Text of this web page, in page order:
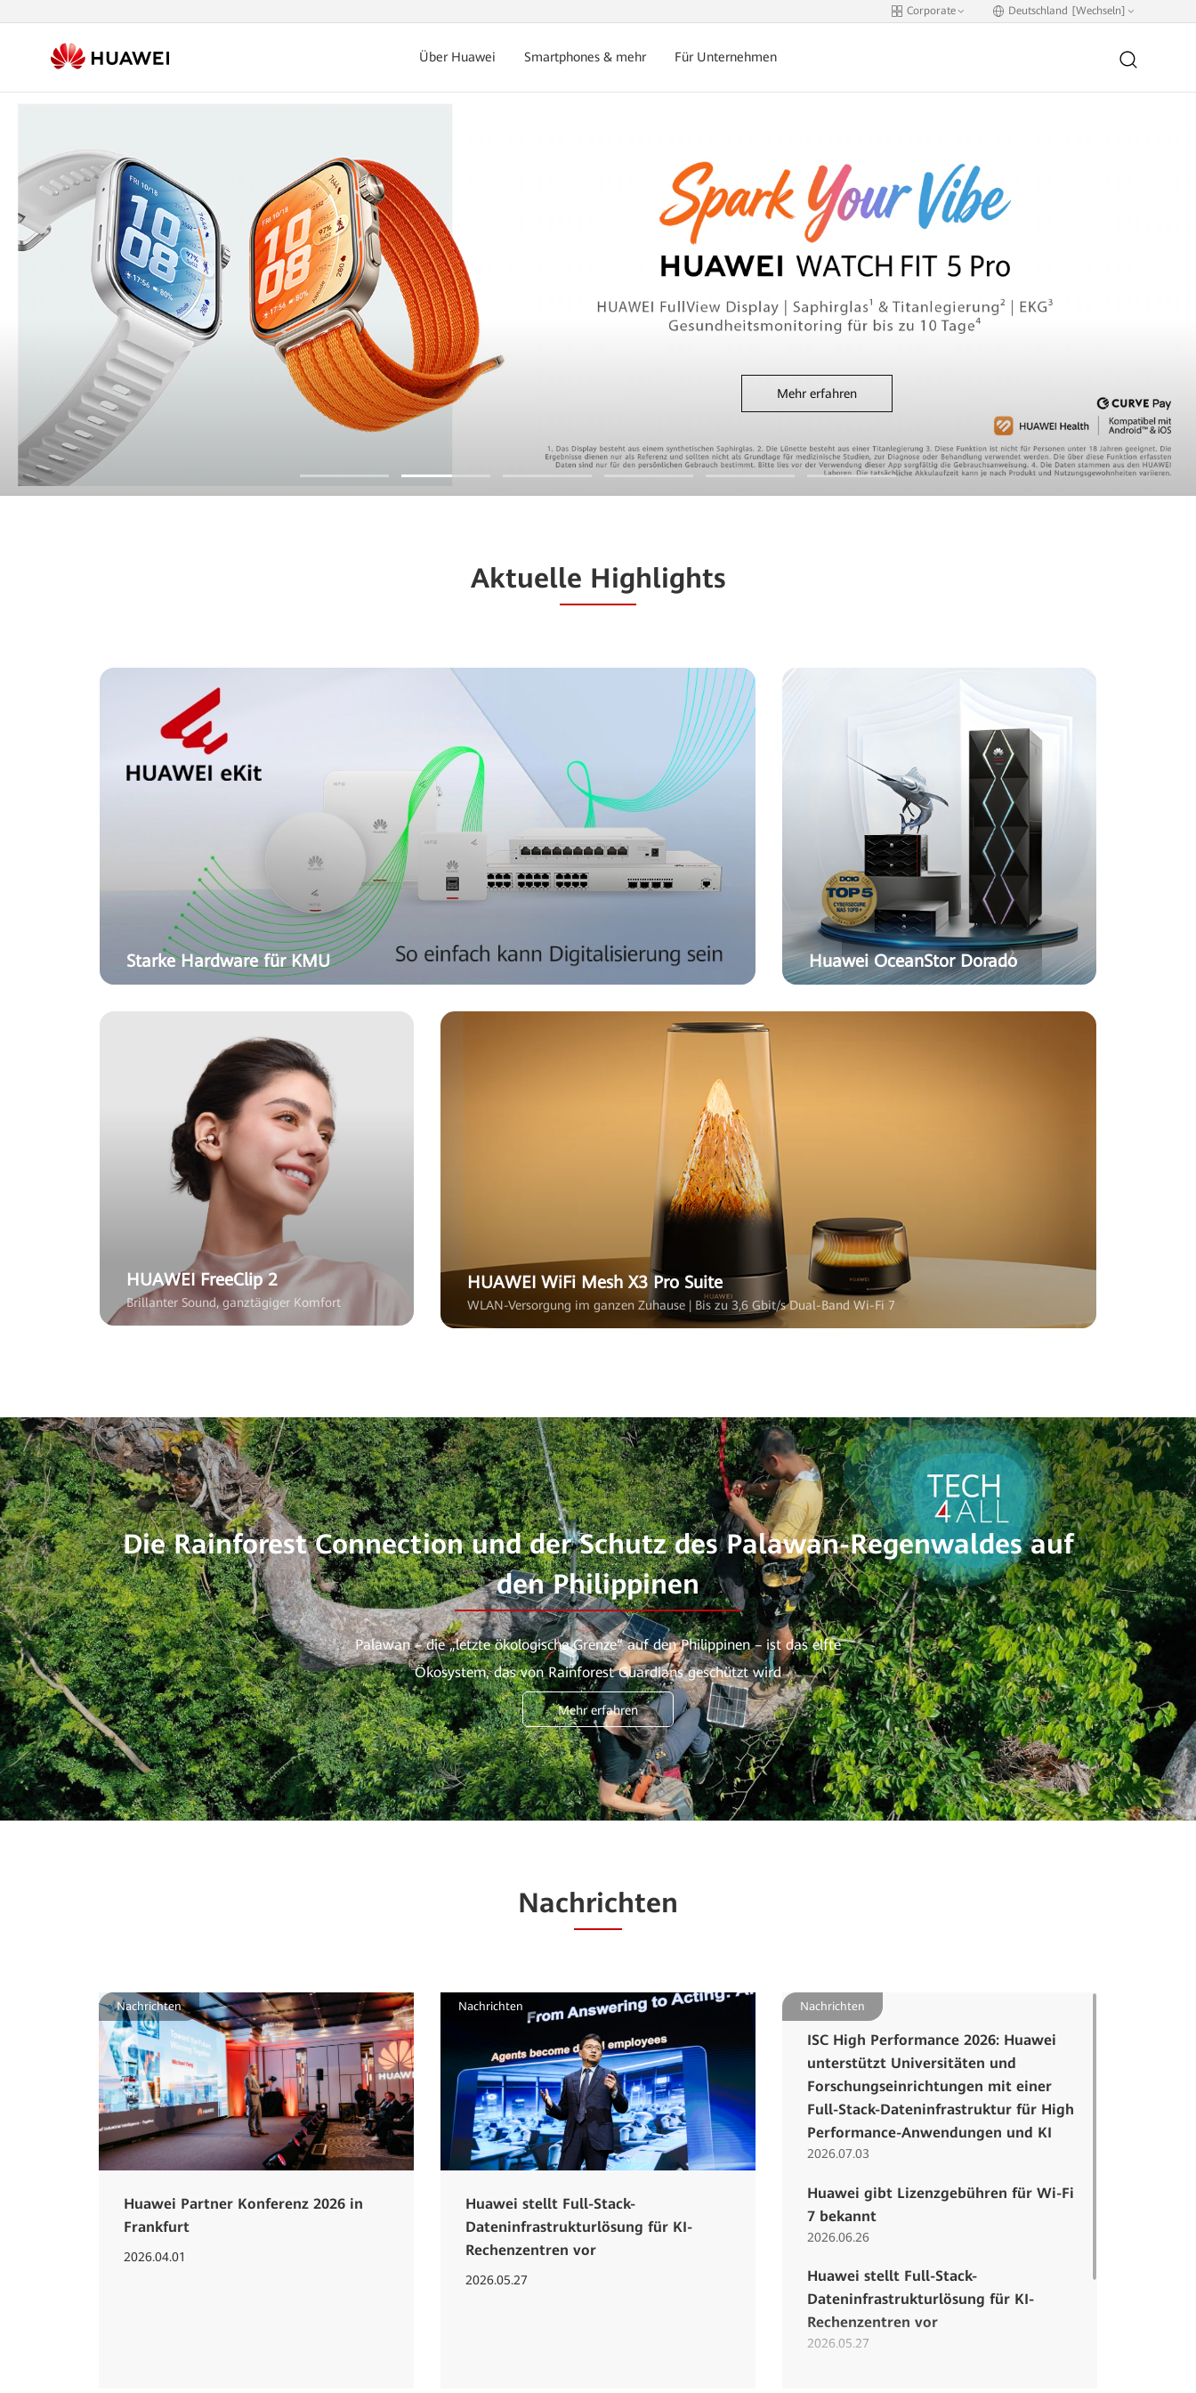
Corporate Deutschland [Wechseln]
Über Huawei Smartphones & mehr Für Unternehmen
Mehr erfahren
Aktuelle Highlights
Starke Hardware für KMU Huawei OceanStor Dorado
HUAWEI FreeClip 2
Brillanter Sound, ganztägiger Komfort
HUAWEI WiFi Mesh X3 Pro Suite
WLAN-Versorgung im ganzen Zuhause | Bis zu 3,6 Gbit/s Dual-Band Wi-Fi 7
Mehr erfahren
Die Rainforest Connection und der Schutz des Palawan-Regenwaldes auf
den Philippinen
Palawan – die „letzte ökologische Grenze“ auf den Philippinen – ist das elfte
Ökosystem, das von Rainforest Guardians geschützt wird
Nachrichten
Nachrichten
Huawei Partner Konferenz 2026 in
Frankfurt
2026.04.01
Nachrichten
Huawei stellt Full-Stack-
Dateninfrastrukturlösung für KI-
Rechenzentren vor
2026.05.27
Nachrichten
ISC High Performance 2026: Huawei
unterstützt Universitäten und
Forschungseinrichtungen mit einer
Full-Stack-Dateninfrastruktur für High
Performance-Anwendungen und KI
2026.07.03
Huawei gibt Lizenzgebühren für Wi-Fi
7 bekannt
2026.06.26
Huawei stellt Full-Stack-
Dateninfrastrukturlösung für KI-
Rechenzentren vor
2026.05.27